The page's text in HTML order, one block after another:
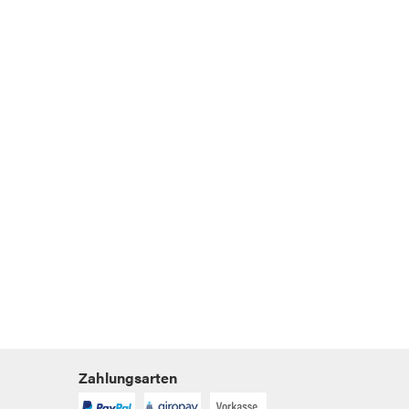
Zahlungsarten